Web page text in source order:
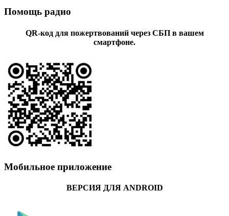
Помощь радио
QR-код для пожертвований через СБП в вашем
смартфоне.
Мобильное приложение
ВЕРСИЯ ДЛЯ ANDROID